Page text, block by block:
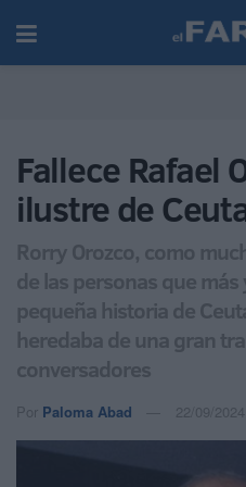
Fallece Rafael
ilustre de
Rorry Orozco, como
de las personas que
pequeña historia de
heredaba de una gran
conversadores
Por Paloma Abad 22/09/